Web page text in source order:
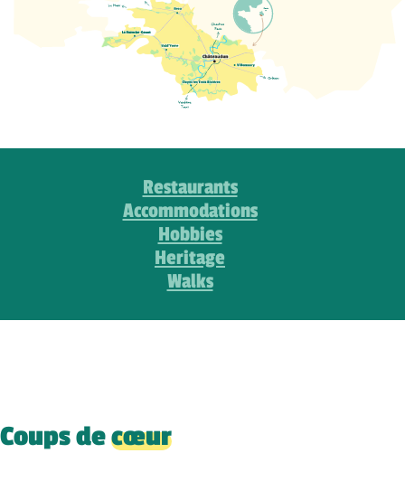
Restaurants
Accommodations
Hobbies
Heritage
Walks
Coups decœur